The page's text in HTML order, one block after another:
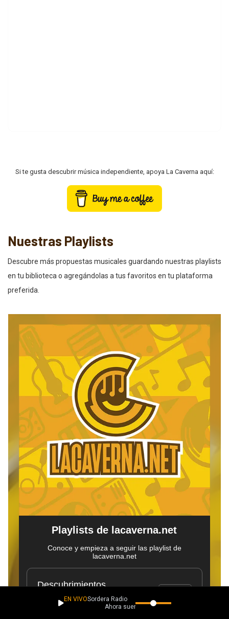
Si te gusta descubrir música independiente, apoya La Caverna aquí:
Nuestras Playlists
Descubre más propuestas musicales guardando nuestras playlists
en tu biblioteca o agregándolas a tus favoritos en tu plataforma
preferida.
EN VIVOSordera Radio
Ahora suena